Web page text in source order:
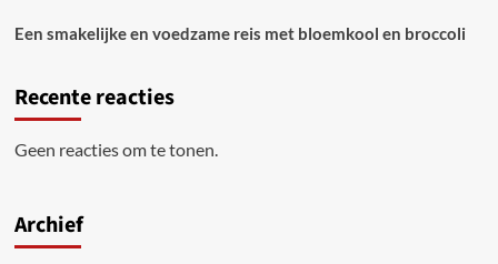
Een smakelijke en voedzame reis met bloemkool en broccoli
Recente reacties
Geen reacties om te tonen.
Archief